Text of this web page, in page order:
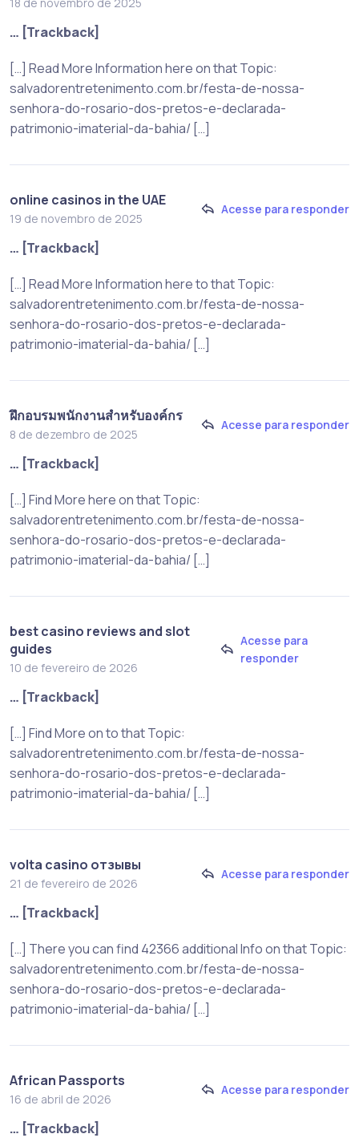
… [Trackback]
[…] Read More Information here on that Topic:
salvadorentretenimento.com.br/festa-de-nossa-
senhora-do-rosario-dos-pretos-e-declarada-
patrimonio-imaterial-da-bahia/ […]
online casinos in the UAE
19 de novembro de 2025
Acesse para responder
… [Trackback]
[…] Read More Information here to that Topic:
salvadorentretenimento.com.br/festa-de-nossa-
senhora-do-rosario-dos-pretos-e-declarada-
patrimonio-imaterial-da-bahia/ […]
ฝึกอบรมพนักงานสำหรับองค์กร
8 de dezembro de 2025
Acesse para responder
… [Trackback]
[…] Find More here on that Topic:
salvadorentretenimento.com.br/festa-de-nossa-
senhora-do-rosario-dos-pretos-e-declarada-
patrimonio-imaterial-da-bahia/ […]
best casino reviews and slot
guides
10 de fevereiro de 2026
Acesse para
responder
… [Trackback]
[…] Find More on to that Topic:
salvadorentretenimento.com.br/festa-de-nossa-
senhora-do-rosario-dos-pretos-e-declarada-
patrimonio-imaterial-da-bahia/ […]
volta casino отзывы
21 de fevereiro de 2026
Acesse para responder
… [Trackback]
[…] There you can find 42366 additional Info on that Topic:
salvadorentretenimento.com.br/festa-de-nossa-
senhora-do-rosario-dos-pretos-e-declarada-
patrimonio-imaterial-da-bahia/ […]
African Passports
16 de abril de 2026
Acesse para responder
… [Trackback]